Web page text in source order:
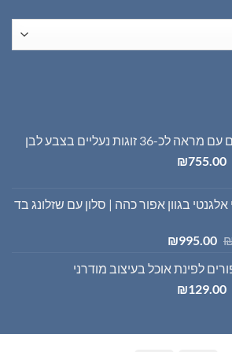
לכ-36 זוגות נעליים בצבע לבן
המחיר
₪799.00.
₪755.00
המחיר
₪755.00.
אלגנטי בגוון אפור כהה | סלון עם שזלונג בד
המחיר
היה:
₪1,980.00.
₪995.00
המחיר
הוא:
לפינת אוכל בעיצוב מודרני
המחיר
₪150.00.
₪129.00
המחיר
₪129.00.